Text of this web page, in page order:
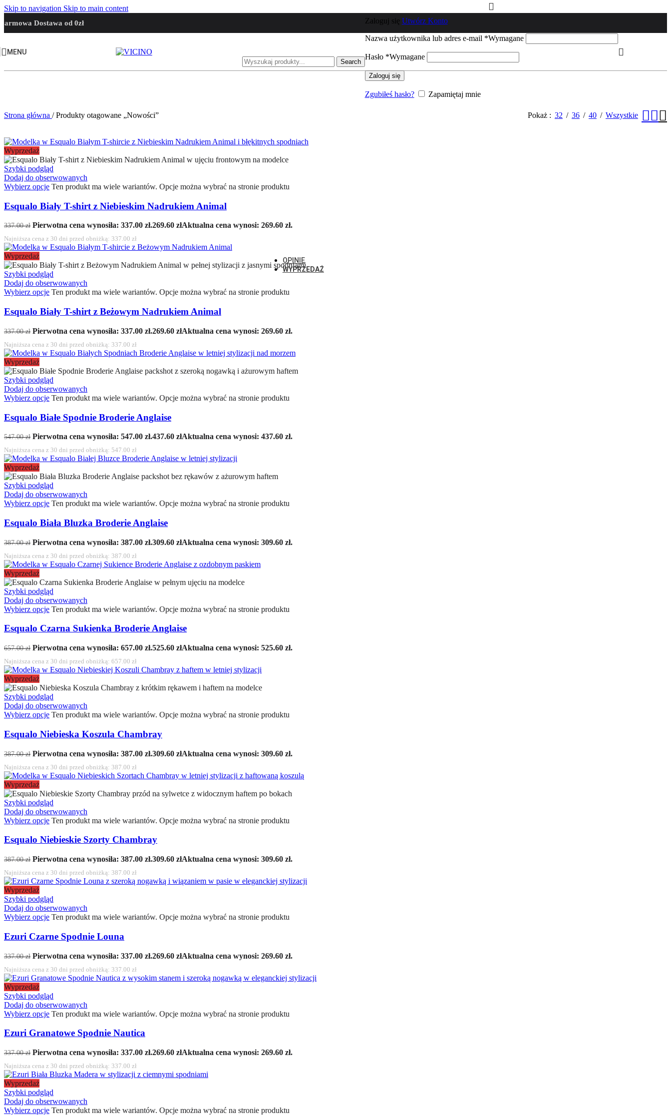
Skip to navigation Skip to main content
Dostawa od 0zł
MENU
Search
Zaloguj się Utwórz Konto
Nazwa użytkownika lub adres e-mail *Wymagane
Hasło *Wymagane
Zaloguj się
Zgubiłeś hasło? Zapamiętaj mnie
Spodnie
Marynarki
Kombinezony
OPINIE
WYPRZEDAŻ
Strona główna / Produkty otagowane „Nowości” Pokaż 32 36 40 Wszystkie
Wyprzedaż
Szybki podgląd
Dodaj do obserwowanych
Wybierz opcje Ten produkt ma wiele wariantów. Opcje można wybrać na stronie produktu
Esqualo Biały T-shirt z Niebieskim Nadrukiem Animal
337.00zł Pierwotna cena wynosiła: 337.00 zł.269.60 złAktualna cena wynosi: 269.60 zł.
Najniższa cena z 30 dni przed obniżką: 337.00 zł
Wyprzedaż
Szybki podgląd
Dodaj do obserwowanych
Wybierz opcje Ten produkt ma wiele wariantów. Opcje można wybrać na stronie produktu
Esqualo Biały T-shirt z Beżowym Nadrukiem Animal
337.00zł Pierwotna cena wynosiła: 337.00 zł.269.60 złAktualna cena wynosi: 269.60 zł.
Najniższa cena z 30 dni przed obniżką: 337.00 zł
Wyprzedaż
Szybki podgląd
Dodaj do obserwowanych
Wybierz opcje Ten produkt ma wiele wariantów. Opcje można wybrać na stronie produktu
Esqualo Białe Spodnie Broderie Anglaise
547.00zł Pierwotna cena wynosiła: 547.00 zł.437.60 złAktualna cena wynosi: 437.60 zł.
Najniższa cena z 30 dni przed obniżką: 547.00 zł
Wyprzedaż
Szybki podgląd
Dodaj do obserwowanych
Wybierz opcje Ten produkt ma wiele wariantów. Opcje można wybrać na stronie produktu
Esqualo Biała Bluzka Broderie Anglaise
387.00zł Pierwotna cena wynosiła: 387.00 zł.309.60 złAktualna cena wynosi: 309.60 zł.
Najniższa cena z 30 dni przed obniżką: 387.00 zł
Wyprzedaż
Szybki podgląd
Dodaj do obserwowanych
Wybierz opcje Ten produkt ma wiele wariantów. Opcje można wybrać na stronie produktu
Esqualo Czarna Sukienka Broderie Anglaise
657.00zł Pierwotna cena wynosiła: 657.00 zł.525.60 złAktualna cena wynosi: 525.60 zł.
Najniższa cena z 30 dni przed obniżką: 657.00 zł
Wyprzedaż
Szybki podgląd
Dodaj do obserwowanych
Wybierz opcje Ten produkt ma wiele wariantów. Opcje można wybrać na stronie produktu
Esqualo Niebieska Koszula Chambray
387.00zł Pierwotna cena wynosiła: 387.00 zł.309.60 złAktualna cena wynosi: 309.60 zł.
Najniższa cena z 30 dni przed obniżką: 387.00 zł
Wyprzedaż
Szybki podgląd
Dodaj do obserwowanych
Wybierz opcje Ten produkt ma wiele wariantów. Opcje można wybrać na stronie produktu
Esqualo Niebieskie Szorty Chambray
387.00zł Pierwotna cena wynosiła: 387.00 zł.309.60 złAktualna cena wynosi: 309.60 zł.
Najniższa cena z 30 dni przed obniżką: 387.00 zł
Wyprzedaż
Szybki podgląd
Dodaj do obserwowanych
Wybierz opcje Ten produkt ma wiele wariantów. Opcje można wybrać na stronie produktu
Ezuri Czarne Spodnie Louna
337.00zł Pierwotna cena wynosiła: 337.00 zł.269.60 złAktualna cena wynosi: 269.60 zł.
Najniższa cena z 30 dni przed obniżką: 337.00 zł
Wyprzedaż
Szybki podgląd
Dodaj do obserwowanych
Wybierz opcje Ten produkt ma wiele wariantów. Opcje można wybrać na stronie produktu
Ezuri Granatowe Spodnie Nautica
337.00zł Pierwotna cena wynosiła: 337.00 zł.269.60 złAktualna cena wynosi: 269.60 zł.
Najniższa cena z 30 dni przed obniżką: 337.00 zł
Wyprzedaż
Szybki podgląd
Dodaj do obserwowanych
Wybierz opcje Ten produkt ma wiele wariantów. Opcje można wybrać na stronie produktu